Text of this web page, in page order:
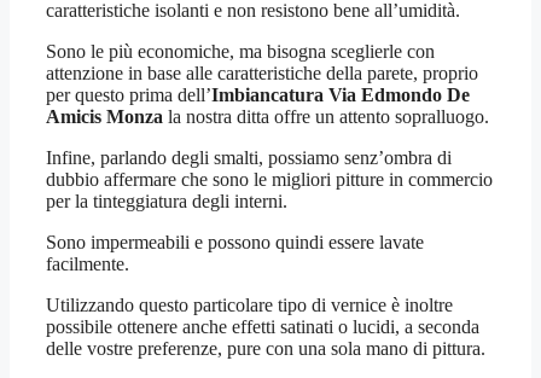
caratteristiche isolanti e non resistono bene all’umidità.
Sono le più economiche, ma bisogna sceglierle con
attenzione in base alle caratteristiche della parete, proprio
per questo prima dell’Imbiancatura Via Edmondo De
Amicis Monza la nostra ditta offre un attento sopralluogo.
Infine, parlando degli smalti, possiamo senz’ombra di
dubbio affermare che sono le migliori pitture in commercio
per la tinteggiatura degli interni.
Sono impermeabili e possono quindi essere lavate
facilmente.
Utilizzando questo particolare tipo di vernice è inoltre
possibile ottenere anche effetti satinati o lucidi, a seconda
delle vostre preferenze, pure con una sola mano di pittura.